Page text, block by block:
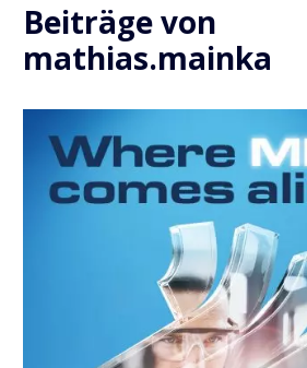
Beiträge von
mathias.mainka